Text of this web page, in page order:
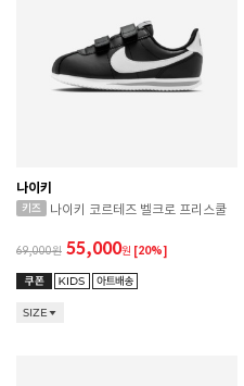
나이키
나이키 코르테즈 벨크로 프리스쿨
69,000 55,000원 [20%]
SIZE